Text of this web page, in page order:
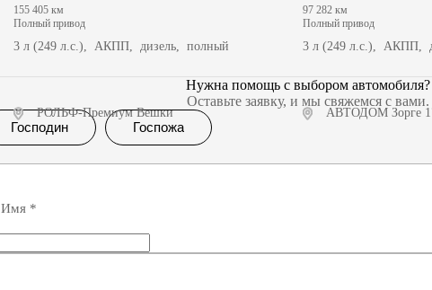
155 405 км
полный привод
3 л (249 л.с.), АКПП, дизель, полный
РОЛЬФ-Премиум Вешки
Получить предложение
97 282 км
полный привод
3 л (249 л.с.), АКПП,
АВТОДОМ Зорге
Получить
Нужна помощь с выбором автомобиля?
Оставьте заявку, и мы свяжемся с вами.
Господин
Госпожа
Имя *